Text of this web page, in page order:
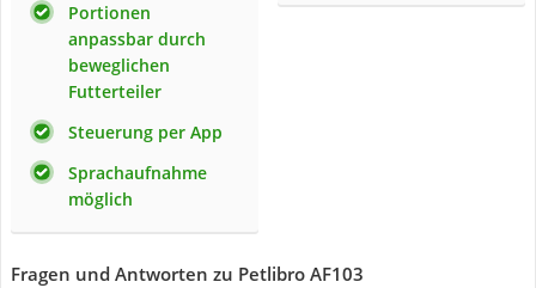
Portionen
anpassbar durch
beweglichen
Futterteiler
Steuerung per App
Sprachaufnahme
möglich
Fragen und Antworten zu Petlibro AF103